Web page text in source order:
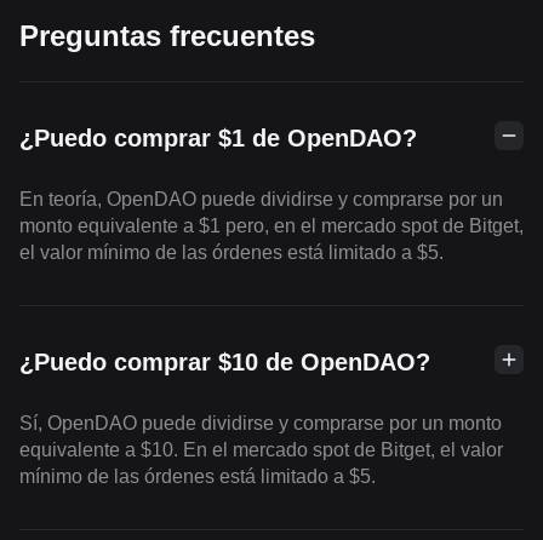
Preguntas frecuentes
¿Puedo comprar $1 de OpenDAO?
En teoría, OpenDAO puede dividirse y comprarse por un
monto equivalente a $1 pero, en el mercado spot de Bitget,
el valor mínimo de las órdenes está limitado a $5.
¿Puedo comprar $10 de OpenDAO?
Sí, OpenDAO puede dividirse y comprarse por un monto
equivalente a $10. En el mercado spot de Bitget, el valor
mínimo de las órdenes está limitado a $5.